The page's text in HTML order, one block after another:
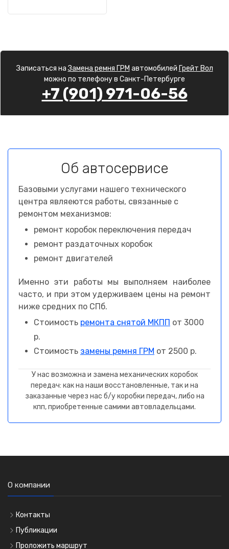
Записаться наЗамена ремня ГРМ автомобилей Грейт Вол
можно по телефону в Санкт-Петербурге
+7 (901) 971-06-56
Об автосервисе
Базовыми услугами нашего технического
центра являеются работы, связанные с
ремонтом механизмов:
ремонт коробок переключения передач
ремонт раздаточных коробок
ремонт двигателей
Именно эти работы мы выполняем наиболее
часто, и при этом удерживаем цены на ремонт
ниже средних по СПб.
Стоимость ремонта снятой МКПП от 3000
р.
Стоимость замены ремня ГРМ от 2500 р.
У нас возможна и замена механических коробок
передач: как на наши восстановленные, так и на
заказанные через нас б/у коробки передач, либо на
кпп, приобретенные самими автовладельцами.
О компании
Контакты
Публикации
Проложить маршрут